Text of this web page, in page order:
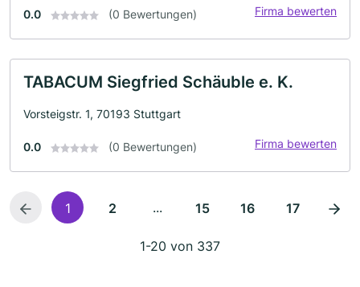
0.0 (0 Bewertungen) Firma bewerten
TABACUM Siegfried Schäuble e. K.
Vorsteigstr. 1, 70193 Stuttgart
0.0 (0 Bewertungen) Firma bewerten
1 2 ... 15 16 17
1-20 von 337